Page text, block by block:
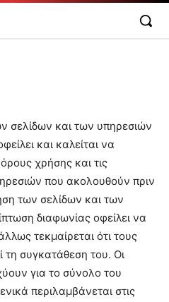
σελίδων και των υπηρεσιών
και καλείται να
χρήσης και τις
που ακολουθούν πριν
των σελίδων και των
διαφωνίας οφείλει να
τεκμαίρεται ότι τους
τη συγκατάθεση του. Οι
για το σύνολο του
περιλαμβάνεται στις